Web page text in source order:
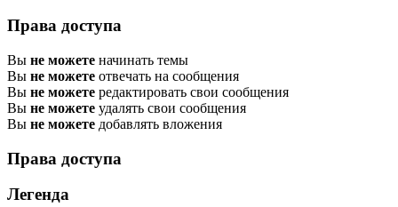
Права доступа
Вы не можете начинать темы
Вы не можете отвечать на сообщения
Вы не можете редактировать свои сообщения
Вы не можете удалять свои сообщения
Вы не можете добавлять вложения
Права доступа
Легенда